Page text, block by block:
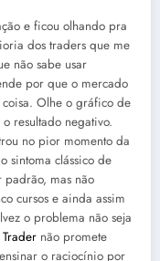
e ficou olhando pra
dos traders que me
não sabe usar
por que o mercado
coisa. Olhe o gráfico de
resultado negativo.
no pior momento da
sintoma clássico de
mas não
cursos e ainda assim
o problema não seja
não promete
o raciocínio por